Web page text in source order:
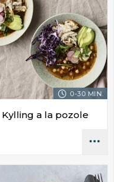
0-30 MIN.
Kylling a la pozole